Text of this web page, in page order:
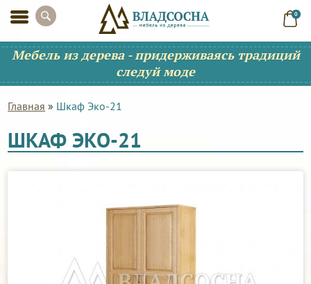
0
Мебель из дерева - придерживаясь традиций
следуй моде
Главная » Шкаф Эко-21
ШКАФ ЭКО-21